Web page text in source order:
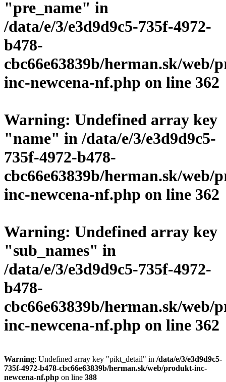
"pre_name" in
/data/e/3/e3d9d9c5-735f-4972-
b478-
cbc66e63839b/herman.sk/web/
inc-newcena-nf.php on line 362
Warning: Undefined array key
"name" in/data/e/3/e3d9d9c5-
735f-4972-b478-
cbc66e63839b/herman.sk/web/
inc-newcena-nf.php on line 362
Warning: Undefined array key
"sub_names" in
/data/e/3/e3d9d9c5-735f-4972-
b478-
cbc66e63839b/herman.sk/web/
inc-newcena-nf.php on line 362
Warning: Undefined array key "pikt_detail" in /data/e/3/e3d9d9c5-
735f-4972-b478-cbc66e63839b/herman.sk/web/produkt-inc-
newcena-nf.php on line 388